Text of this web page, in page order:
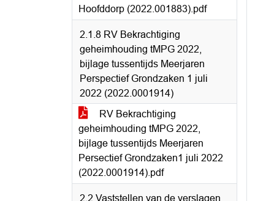
Hoofddorp (2022.001883).pdf
2.1.8 RV Bekrachtiging
geheimhouding tMPG 2022,
bijlage tussentijds Meerjaren
Perspectief Grondzaken 1 juli
2022 (2022.0001914)
RV Bekrachtiging
geheimhouding tMPG 2022,
bijlage tussentijds Meerjaren
Persectief Grondzaken1 juli 2022
(2022.0001914).pdf
2.2 Vaststellen van de verslagen